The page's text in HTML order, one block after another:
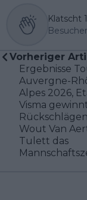
Klatscht 1
Besucher
Vorheriger
Ergebnisse
Auvergne-
Alpes 2026,
Visma
Wout Van
Tulett das